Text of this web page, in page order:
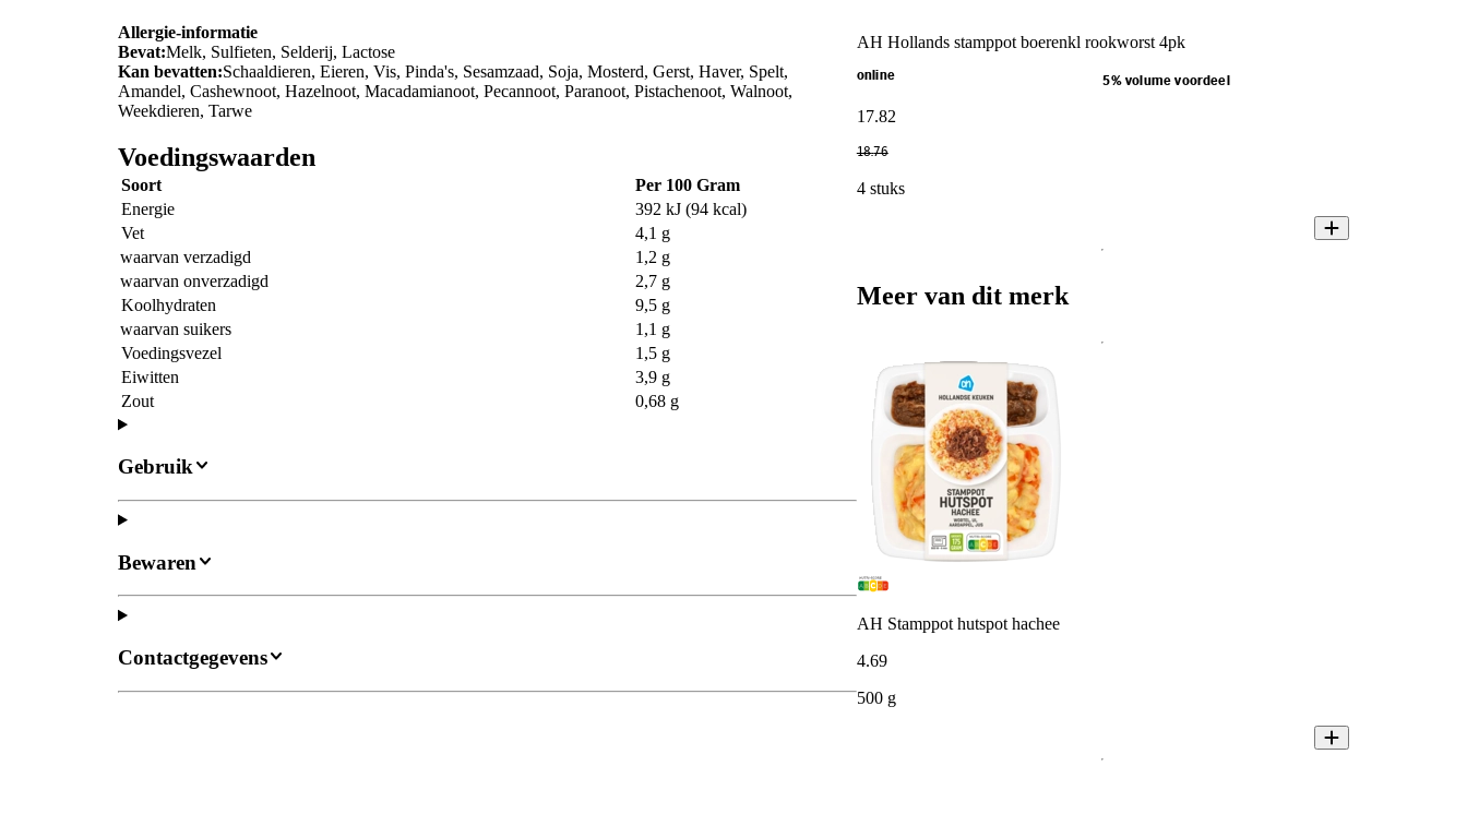
Allergie-informatie
Bevat:Melk, Sulfieten, Selderij, Lactose
Kan bevatten:Schaaldieren, Eieren, Vis, Pinda's, Sesamzaad, Soja, Mosterd, Gerst, Haver, Spelt,
Amandel, Cashewnoot, Hazelnoot, Macadamianoot, Pecannoot, Paranoot, Pistachenoot, Walnoot,
Weekdieren, Tarwe
Voedingswaarden
Soort
Per 100 Gram
Energie
392 kJ (94 kcal)
Vet
4,1 g
waarvan verzadigd
1,2 g
waarvan onverzadigd
2,7 g
Koolhydraten
9,5 g
waarvan suikers
1,1 g
Voedingsvezel
1,5 g
Eiwitten
3,9 g
Zout
0,68 g
Gebruik
Bewaren
Contactgegevens
AH Hollands stamppot boerenkl rookworst 4pk
online 5% volume voordeel
17.82
18.76
4 stuks
Meer van dit merk
AH Stamppot hutspot hachee
4.69
500 g